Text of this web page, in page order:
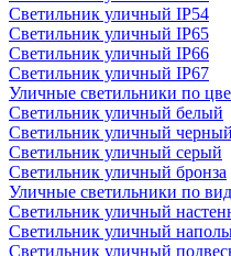
Светильник уличный IP54
Светильник уличный IP65
Светильник уличный IP66
Светильник уличный IP67
Уличные светильники по
Светильник уличный белый
Светильник уличный черный
Светильник уличный серый
Светильник уличный бронза
Уличные светильники по
Светильник уличный
Светильник уличный
Светильник уличный